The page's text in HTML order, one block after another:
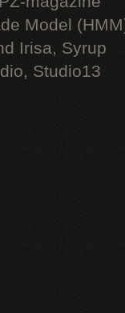
Model
Irisa, Syrup
Studio13